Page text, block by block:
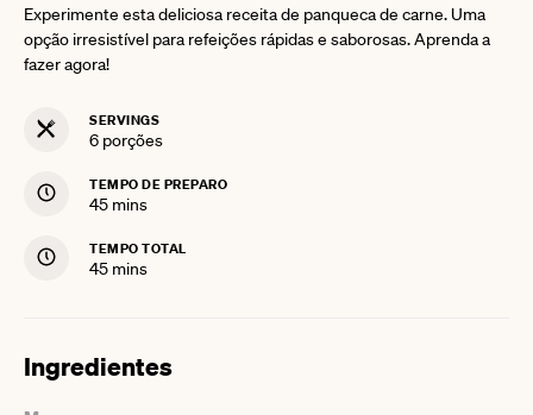
Experimente esta deliciosa receita de panqueca de carne. Uma
opção irresistível para refeições rápidas e saborosas. Aprenda a
fazer agora!
SERVINGS
6 porções
TEMPO DE PREPARO
45minutes
mins
TEMPO TOTAL
45minutes
mins
Ingredientes